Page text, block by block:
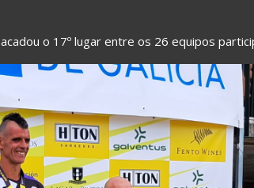
acadou o 17º lugar entre os 26 equipos